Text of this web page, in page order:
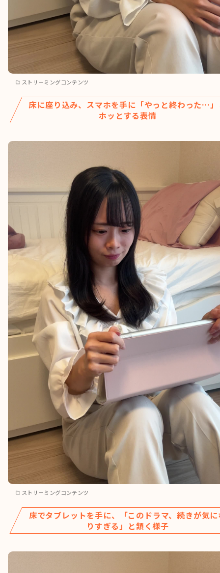
ストリーミングコンテンツ
床に座り込み、スマホを手に「やっと終わった…
ホッとする表情
ストリーミングコンテンツ
床でタブレットを手に、「このドラマ、続きが気
りすぎる」と頷く様子